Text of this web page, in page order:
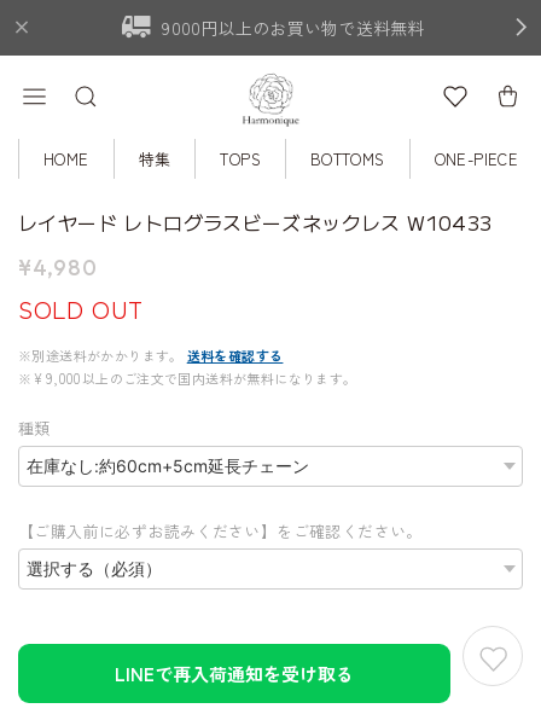
9000円以上のお買い物で送料無料
HOME 特集 TOPS BOTTOMS ONE-PIECE
レイヤード レトログラスビーズネックレス W10433
¥4,980
SOLD OUT
※別途送料がかかります。
送料を確認する
※¥9,000以上のご注文で国内送料が無料になります。
種類
【ご購入前に必ずお読みください】をご確認ください。
LINEで再入荷通知を受け取る